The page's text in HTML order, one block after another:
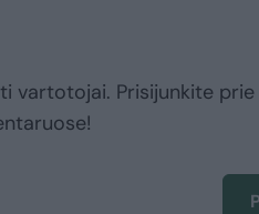
vartotojai. Prisijunkite